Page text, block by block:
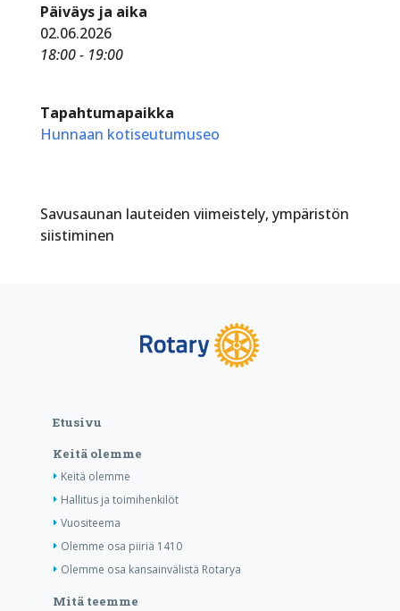
Päiväys ja aika
02.06.2026
18:00 - 19:00
Tapahtumapaikka
Hunnaan kotiseutumuseo
Savusaunan lauteiden viimeistely, ympäristön
siistiminen
Etusivu
Keitä olemme
Keitä olemme
Hallitus ja toimihenkilöt
Vuositeema
Olemme osa piiriä 1410
Olemme osa kansainvälistä Rotarya
Mitä teemme